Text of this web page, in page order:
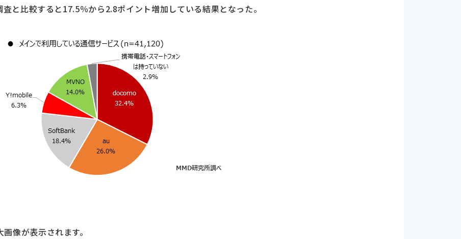
と比較すると17.5％から2.8ポイント増加している結果となった。
像が表示されます。